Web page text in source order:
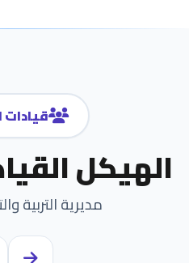
قيادات
الهيكل
مديرية التربية